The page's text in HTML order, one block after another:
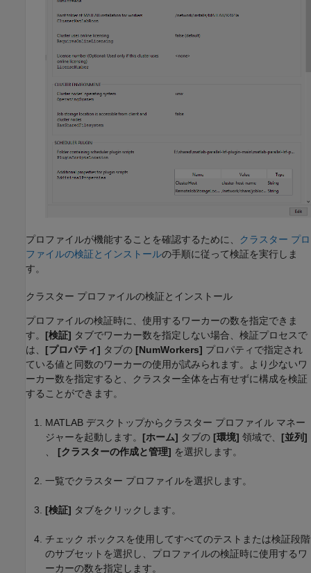
プロファイルが機能することを確認するために、
クラスター プロ
ファイルの検証とインストールの手順に従って検証を実行しま
す。
クラスター プロファイルの検証とインストール
プロファイルの検証時に、使用するワーカーの数を指定できま
す。 [検証] タブでワーカー数を指定しない場合、検証プロセスで
は、 [プロパティ] タブの [NumWorkers] プロパティで指定され
ている値と同数のワーカーの使用が試みられます。より少ないワ
ーカー数を指定すると、クラスター全体を占有せずに構成を検証
することができます。
MATLAB デスクトップからクラスター プロファイル マネー
ジャーを起動します。 [ホーム] タブの [環境] 領域で、 [並列]
[クラスターの作成と管理] を選択します。
一覧でクラスター プロファイルを選択します。
[検証] タブをクリックします。
チェック ボックスを使用してすべてのテストまたは検証段階
のサブセットを選択し、プロファイルの検証時に使用するワ
ーカーの数を指定します。